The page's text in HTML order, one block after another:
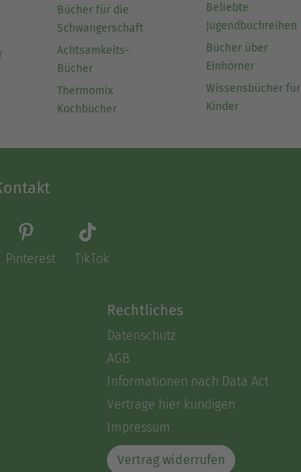
Bücher für die
Schwangerschaft
Achtsamkeits-
Bücher
Thermomix
Kochbücher
Beliebte
Jugendbuchreihen
Bücher über
Einhörner
Wissensbücher für
Kinder
Pinterest TikTok
Rechtliches
Datenschutz
AGB
Informationen nach Data Act
Verträge hier kündigen
Impressum
Vertrag widerrufen